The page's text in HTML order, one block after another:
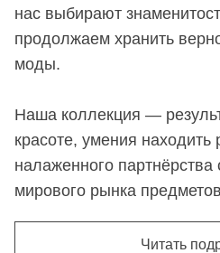
нас выбирают
продолжаем хранить
моды.
Наша коллекция —
красоте, умения
налаженного
мирового рынка
Читать